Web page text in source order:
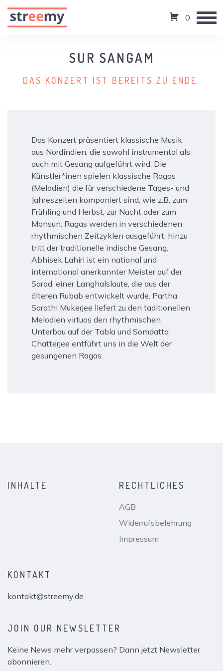
0
SUR SANGAM
DAS KONZERT IST BEREITS ZU ENDE.
Das Konzert präsentiert klassische Musik
aus Nordindien, die sowohl instrumental als
auch mit Gesang aufgeführt wird. Die
Künstler*inen spielen klassische Ragas
(Melodien) die für verschiedene Tages- und
Jahreszeiten komponiert sind, wie z.B. zum
Frühling und Herbst, zur Nacht oder zum
Monsun. Ragas werden in verschiedenen
rhythmischen Zeitzyklen ausgeführt, hinzu
tritt der traditionelle indische Gesang.
Abhisek Lahiri ist ein national und
international anerkannter Meister auf der
Sarod, einer Langhalslaute, die aus der
älteren Rubab entwickelt wurde. Partha
Sarathi Mukerjee liefert zu den taditionellen
Melodien virtuos den rhythmischen
Unterbau auf der Tabla und Somdatta
Chatterjee entführt uns in die Welt der
gesungenen Ragas.
INHALTE RECHTLICHES
AGB
Widerrufsbelehrung
Impressum
KONTAKT
kontakt@streemy.de
JOIN OUR NEWSLETTER
Keine News mehr verpassen? Dann jetzt Newsletter
abonnieren.